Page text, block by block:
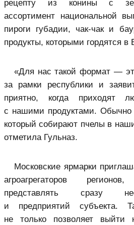
рецепту из конины с
ассортимент национальной
пироги губадии, чак-чак и
продукты, которыми гордятся в
«Для нас такой формат —
за рамки республики и
приятно, когда приходят
с нашими продуктами.
который собирают пчелы в
отметила Гульназ.
Московские ярмарки
агроагрегаторов
представлять сразу
и предприятий субъекта.
не только позволяет выйти